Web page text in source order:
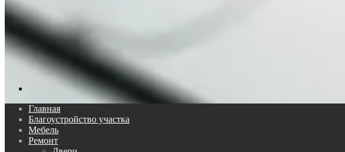
Главная
Благоустройство участка
Мебель
Ремонт